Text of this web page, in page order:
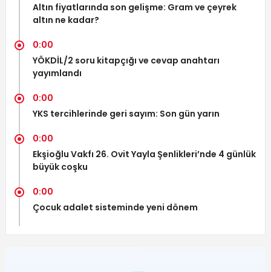
Altın fiyatlarında son gelişme: Gram ve çeyrek
altın ne kadar?
0:00
YÖKDİL/2 soru kitapçığı ve cevap anahtarı
yayımlandı
0:00
YKS tercihlerinde geri sayım: Son gün yarın
0:00
Ekşioğlu Vakfı 26. Ovit Yayla Şenlikleri’nde 4 günlük
büyük coşku
0:00
Çocuk adalet sisteminde yeni dönem